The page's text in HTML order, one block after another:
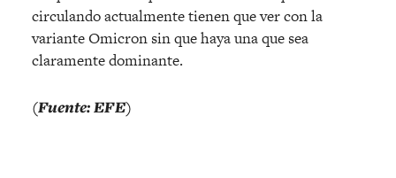
circulando actualmente tienen que ver con la
variante Omicron sin que haya una que sea
claramente dominante.
(Fuente: EFE)